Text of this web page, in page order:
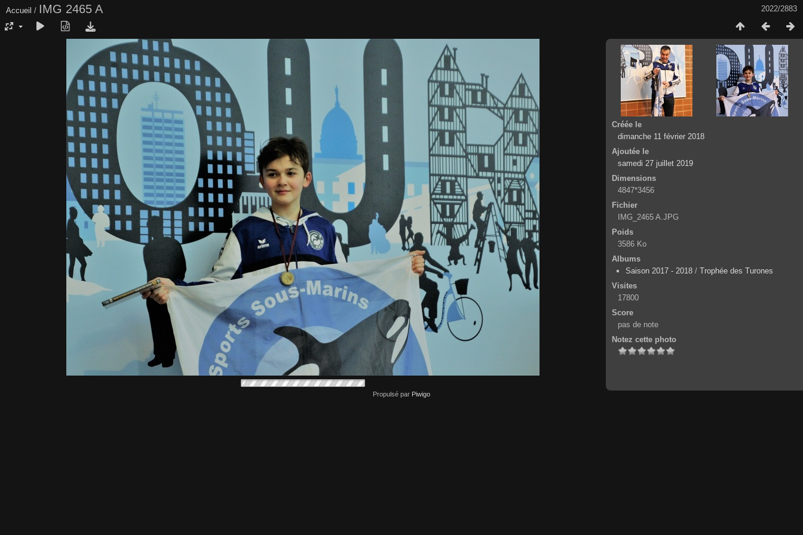
2022/2883
Accueil / IMG 2465 A
Créée le
dimanche 11 février 2018
Ajoutée le
samedi 27 juillet 2019
Dimensions
4847*3456
Fichier
IMG_2465 A.JPG
Poids
3586 Ko
Albums
Saison 2017 - 2018 / Trophée des Turones
Visites
17800
Score
pas de note
Notez cette photo
Propulsé par Piwigo